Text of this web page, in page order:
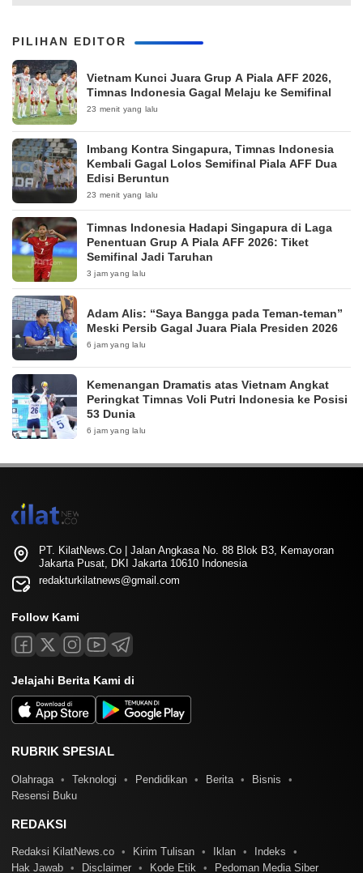
PILIHAN EDITOR
Vietnam Kunci Juara Grup A Piala AFF 2026,
Timnas Indonesia Gagal Melaju ke Semifinal
23 menit yang lalu
Imbang Kontra Singapura, Timnas Indonesia
Kembali Gagal Lolos Semifinal Piala AFF Dua
Edisi Beruntun
23 menit yang lalu
Timnas Indonesia Hadapi Singapura di Laga
Penentuan Grup A Piala AFF 2026: Tiket
Semifinal Jadi Taruhan
3 jam yang lalu
Adam Alis: “Saya Bangga pada Teman-teman”
Meski Persib Gagal Juara Piala Presiden 2026
6 jam yang lalu
Kemenangan Dramatis atas Vietnam Angkat
Peringkat Timnas Voli Putri Indonesia ke Posisi
53 Dunia
6 jam yang lalu
PT. KilatNews.Co | Jalan Angkasa No. 88 Blok B3, Kemayoran
Jakarta Pusat, DKI Jakarta 10610 Indonesia
redakturkilatnews@gmail.com
Follow Kami
Jelajahi Berita Kami di
RUBRIK SPESIAL
Olahraga Teknologi Pendidikan Berita
Bisnis
Resensi Buku
REDAKSI
Redaksi KilatNews.co Kirim Tulisan Iklan
Indeks
Hak Jawab
Disclaimer Kode Etik Pedoman Media Siber